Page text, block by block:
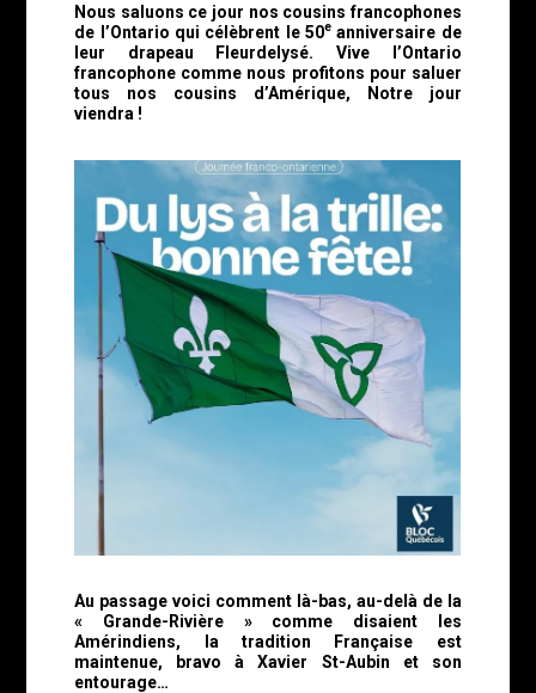
Nous saluons ce jour nos cousins francophones
de l’Ontario qui célèbrent le 50eanniversaire de
leur drapeau Fleurdelysé. Vive l’Ontario
francophone comme nous profitons pour saluer
tous nos cousins d’Amérique, Notre jour
viendra !
Au passage voici comment là-bas, au-delà de la
« Grande-Rivière » comme disaient les
Amérindiens, la tradition Française est
maintenue, bravo à Xavier St-Aubin et son
entourage…